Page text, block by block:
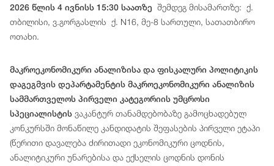
2026 წლის 4 ივნისს 15:30 საათზე შემდეგ მისამართზე: ქ.
თბილისი, ვ.გორგასლის ქ. N16, მე-8 სართული, სათათბირო
ოთახი.
მაკროეკონომიკური ანალიზისა და ფისკალური პოლიტიკის
დაგეგმვის დეპარტამენტის მაკროეკონომიკური ანალიზის
სამმართველოს პირველი კატეგორიის უმცროსი
სპეციალისტის ვაკანტურ თანამდებობაზე გამოცხადებულ
კონკურსში მონაწილე კანდიდატის შეფასების პირველი ეტაპი
(წერითი დავალება ძირითადი ეკონომიკური ცოდნის,
ანალიტიკური უნარებისა და ექსელის ცოდნის დონის